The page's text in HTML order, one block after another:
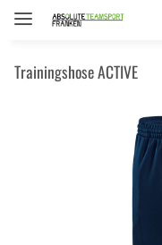
Trainingshose ACTIVE